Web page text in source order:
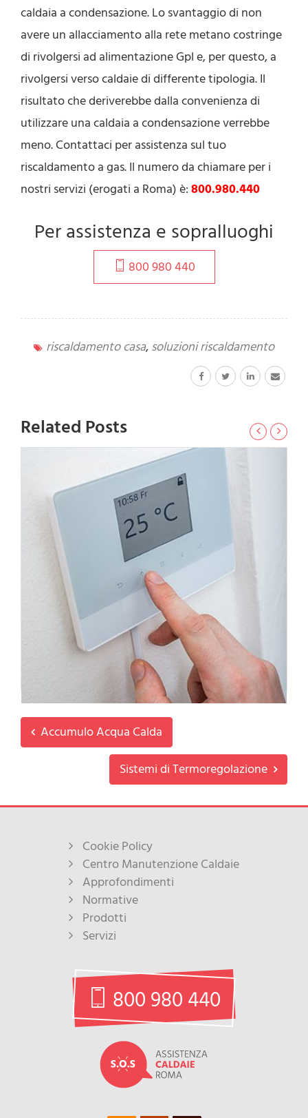
caldaia a condensazione. Lo svantaggio di non
avere un allacciamento alla rete metano costringe
di rivolgersi ad alimentazione Gpl e, per questo, a
rivolgersi verso caldaie di differente tipologia. Il
risultato che deriverebbe dalla convenienza di
utilizzare una caldaia a condensazione verrebbe
meno. Contattaci per assistenza sul tuo
riscaldamento a gas. Il numero da chiamare per i
nostri servizi (erogati a Roma) è: 800.980.440
Per assistenza e sopralluoghi
800 980 440
riscaldamento casa, soluzioni riscaldamento
Related Posts
Sistemi di Termoregolazione
L’impianto di termoregolazione e il relativo sistema è
efficace e consente un controllo del riscaldamento e del
condizionamento domestico. Questo...
Accumulo Acqua Calda
Sistemi di Termoregolazione
Cookie Policy
Centro Manutenzione Caldaie
Approfondimenti
Normative
Prodotti
Servizi
800 980 440